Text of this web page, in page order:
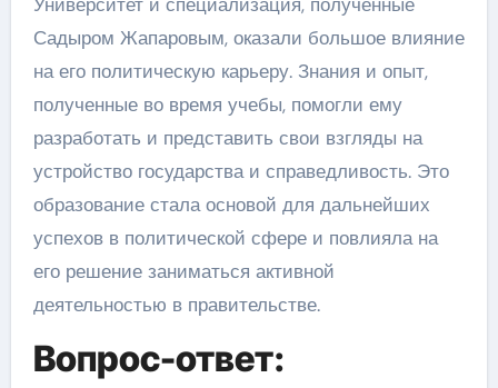
Садыром Жапаровым, оказали большое влияние
на его политическую карьеру. Знания и опыт,
полученные во время учебы, помогли ему
разработать и представить свои взгляды на
устройство государства и справедливость. Это
образование стала основой для дальнейших
успехов в политической сфере и повлияла на
его решение заниматься активной
деятельностью в правительстве.
Вопрос-ответ: